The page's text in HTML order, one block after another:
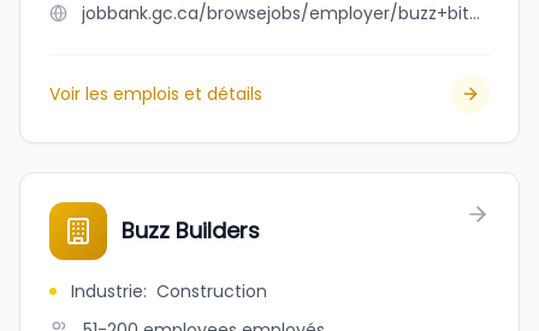
jobbank.gc.ca/browsejobs/employer/buzz+bites/ca
Voir les emplois et détails
Buzz Builders
Industrie: Construction